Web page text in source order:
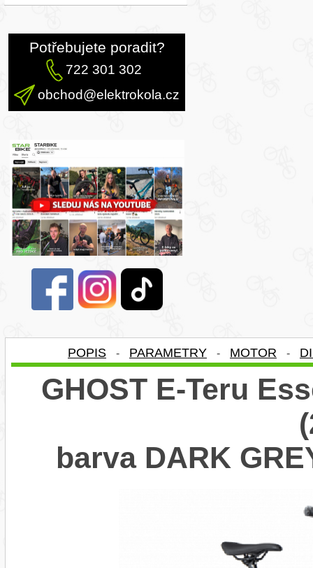
Potřebujete poradit?
722 301 302
obchod@elektrokola.cz
POPIS - PARAMETRY - MOTOR -
GHOST E-Teru
barva DARK